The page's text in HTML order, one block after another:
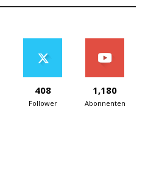
408
Follower
1,180
Abonnenten